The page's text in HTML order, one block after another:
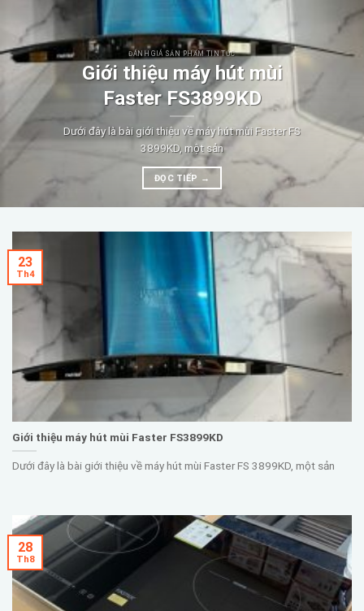
ĐÁNH GIÁ SẢN PHẨM TIN TỨC
Giới thiệu máy hút mùi
Faster FS3899KD
Dưới đây là bài giới thiệu về máy hút mùi Faster FS
3899KD, một sản
ĐỌC TIẾP →
Giới thiệu máy hút mùi Faster FS3899KD
Dưới đây là bài giới thiệu về máy hút mùi Faster FS 3899KD, một sản
23
Th4
28
Th8